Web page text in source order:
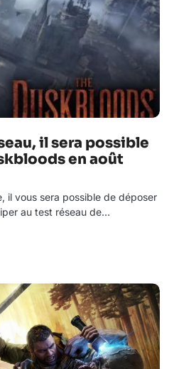
il sera possible
en août
il vous sera possible de déposer
au test réseau de…